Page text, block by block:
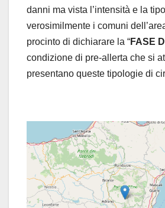
danni ma vista l’intensità e la
verosimilmente i comuni
procinto di dichiarare la “FASE
condizione di pre-allerta che si
presentano queste tipologie di